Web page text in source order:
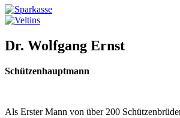
Dr. Wolfgang Ernst
Schützenhauptmann
Als Erster Mann von über 200